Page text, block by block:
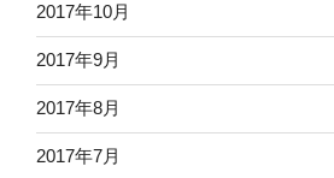
2017年10月
2017年9月
2017年8月
2017年7月